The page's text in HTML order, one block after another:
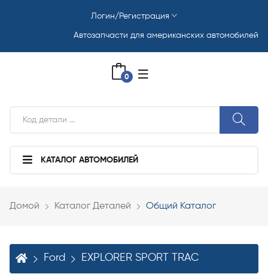
Автозапчасти для американских автомобилей
Логин/Регистрация
0
КАТАЛОГ АВТОМОБИЛЕЙ
Домой Каталог Деталей Общий Каталог
Ford EXPLORER SPORT TRAC